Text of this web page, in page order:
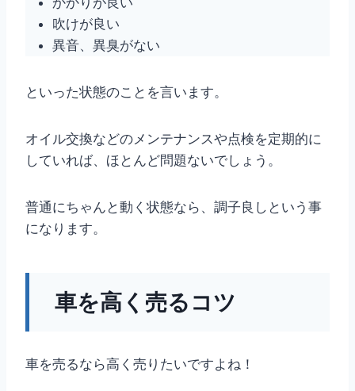
吹けが良い
異音、異臭がない
といった状態のことを言います。
オイル交換などのメンテナンスや点検を定期的に
していれば、ほとんど問題ないでしょう。
普通にちゃんと動く状態なら、調子良しという事
になります。
車を高く売るコツ
車を売るなら高く売りたいですよね！